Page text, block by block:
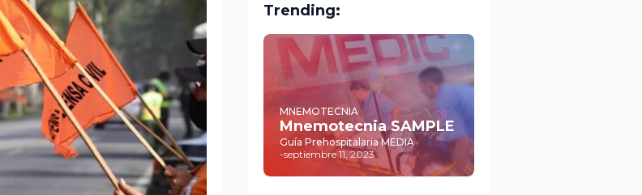
Trending:
MNEMOTECNIA
Mnemotecnia SAMPLE
Guía Prehospitalaria MEDIA
-septiembre 11, 2023